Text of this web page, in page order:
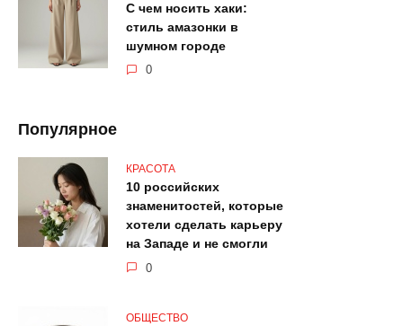
С чем носить хаки:
стиль амазонки в
шумном городе
0
Популярное
КРАСОТА
10 российских
знаменитостей, которые
хотели сделать карьеру
на Западе и не смогли
0
ОБЩЕСТВО